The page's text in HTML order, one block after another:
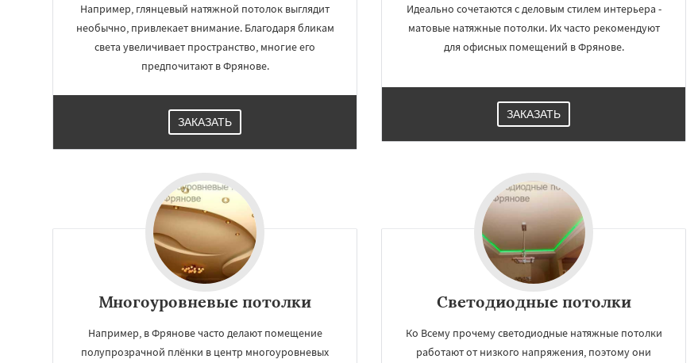
×
Шаховская
Например, глянцевый натяжной потолок выглядит
необычно, привлекает внимание. Благодаря бликам
света увеличивает пространство, многие его
предпочитают в Фрянове.
ЗАКАЗАТЬ
Идеально сочетаются с деловым стилем интерьера -
матовые натяжные потолки. Их часто рекомендуют
для офисных помещений в Фрянове.
ЗАКАЗАТЬ
Многоуровневые потолки
Например, в Фрянове часто делают помещение
полупрозрачной плёнки в центр многоуровневых
Светодиодные потолки
Ко Всему прочему светодиодные натяжные потолки
работают от низкого напряжения, поэтому они
×
Даю согласие на обработку персональных данных